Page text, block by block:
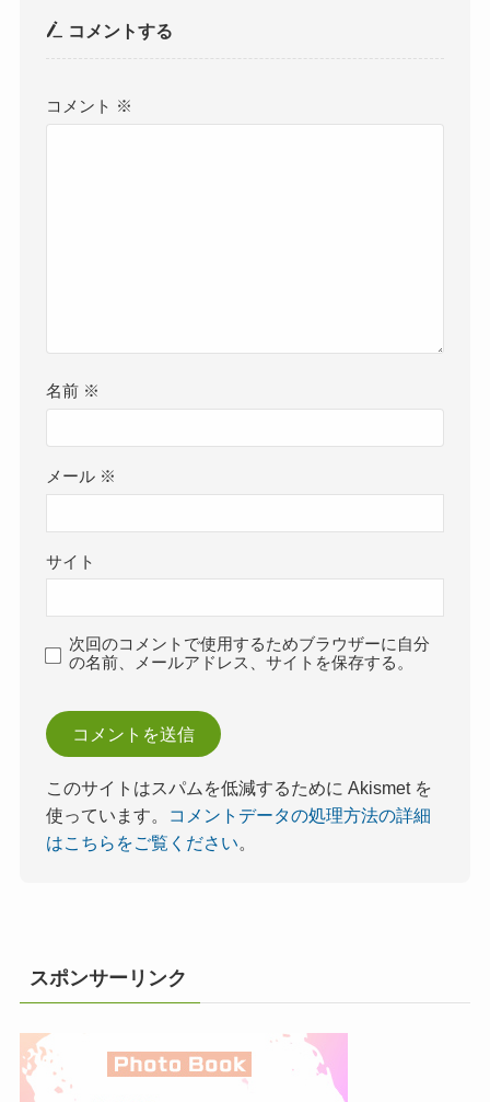
コメントする
コメント ※
名前 ※
メール ※
サイト
次回のコメントで使用するためブラウザーに自分
の名前、メールアドレス、サイトを保存する。
このサイトはスパムを低減するために Akismet を
使っています。
コメントデータの処理方法の詳細
はこちらをご覧ください。
スポンサーリンク